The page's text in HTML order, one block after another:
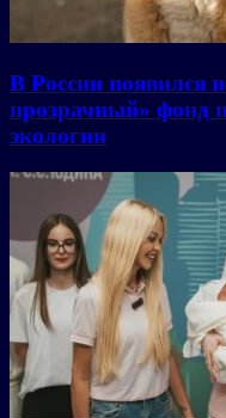
В России появился
прозрачный» фонд
экологии